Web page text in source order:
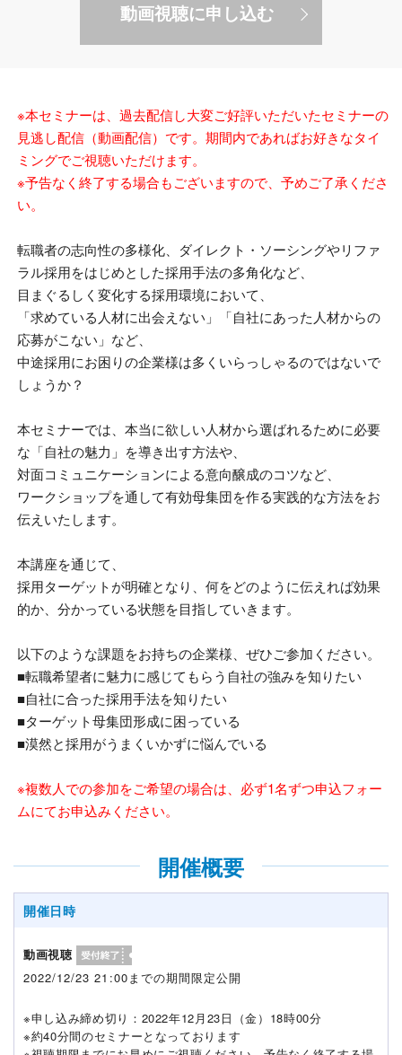
動画視聴に申し込む
※本セミナーは、過去配信し大変ご好評いただいたセミナーの
見逃し配信（動画配信）です。 期間内であればお好きなタイ
ミングでご視聴いただけます。
※予告なく終了する場合もございますので、予めご了承くださ
い。
転職者の志向性の多様化、ダイレクト・ソーシングやリファ
ラル採用をはじめとした採用手法の多角化など、
目まぐるしく変化する採用環境において、
「求めている人材に出会えない」「自社にあった人材からの
応募がこない」など、
中途採用にお困りの企業様は多くいらっしゃるのではないで
しょうか？
本セミナーでは、本当に欲しい人材から選ばれるために必要
な「自社の魅力」を導き出す方法や、
対面コミュニケーションによる意向醸成のコツなど、
ワークショップを通して有効母集団を作る実践的な方法をお
伝えいたします。
本講座を通じて、
採用ターゲットが明確となり、何をどのように伝えれば効果
的か、分かっている状態を目指していきます。
以下のような課題をお持ちの企業様、ぜひご参加ください。
■転職希望者に魅力に感じてもらう自社の強みを知りたい
■自社に合った採用手法を知りたい
■ターゲット母集団形成に困っている
■漠然と採用がうまくいかずに悩んでいる
※複数人での参加をご希望の場合は、必ず1名ずつ申込フォー
ムにてお申込みください。
開催概要
開催日時
動画視聴
2022/12/23 21:00までの期間限定公開
※申し込み締め切り：2022年12月23日（金）18時00分
※約40分間のセミナーとなっております